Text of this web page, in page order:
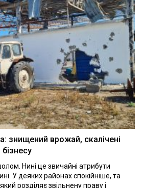
знищений врожай, скалічені
Нині це звичайні атрибути
У деяких районах спокійніше, та
розділяє звільнену праву і